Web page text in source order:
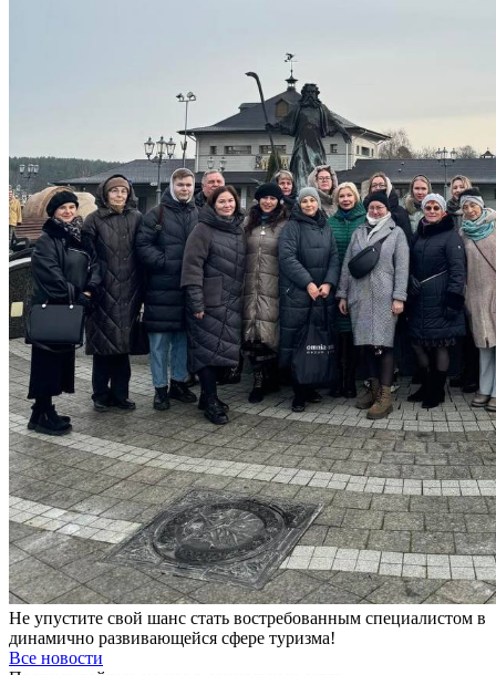
Не упустите свой шанс стать востребованным специалистом в
динамично развивающейся сфере туризма!
Все новости